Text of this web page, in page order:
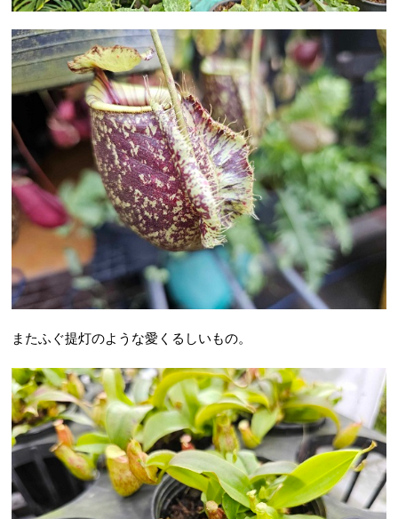
またふぐ提灯のような愛くるしいもの。